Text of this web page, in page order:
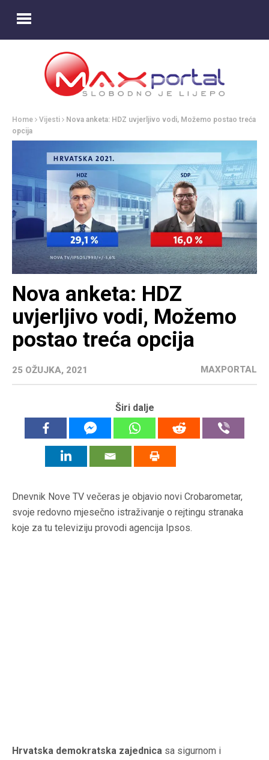
Home Vijesti
Nova anketa: HDZ uvjerljivo vodi, Možemo postao treća
opcija
Nova anketa: HDZ
uvjerljivo vodi, Možemo
postao treća opcija
25 OŽUJKA, 2021 MAXPORTAL
Širi dalje
Dnevnik Nove TV večeras je objavio novi Crobarometar,
svoje redovno mjesečno istraživanje o rejtingu stranaka
koje za tu televiziju provodi agencija Ipsos.
Hrvatska demokratska zajednica sa sigurnom i